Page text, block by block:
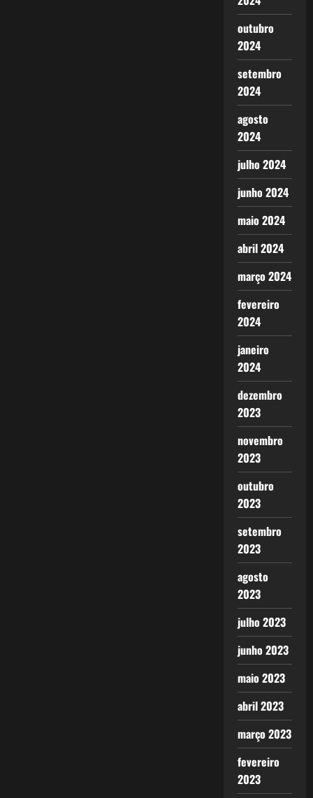
outubro
2024
setembro
2024
agosto
2024
julho 2024
junho 2024
maio 2024
abril 2024
março 2024
fevereiro
2024
janeiro
2024
dezembro
2023
novembro
2023
outubro
2023
setembro
2023
agosto
2023
julho 2023
junho 2023
maio 2023
abril 2023
março 2023
fevereiro
2023